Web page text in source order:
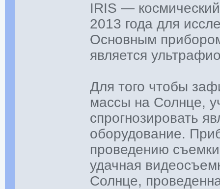
IRIS —
2013 года для
Основным
является
Для того чтобы
массы на Солнце,
спрогнозировать
оборудование.
проведению
удачная
Солнце,